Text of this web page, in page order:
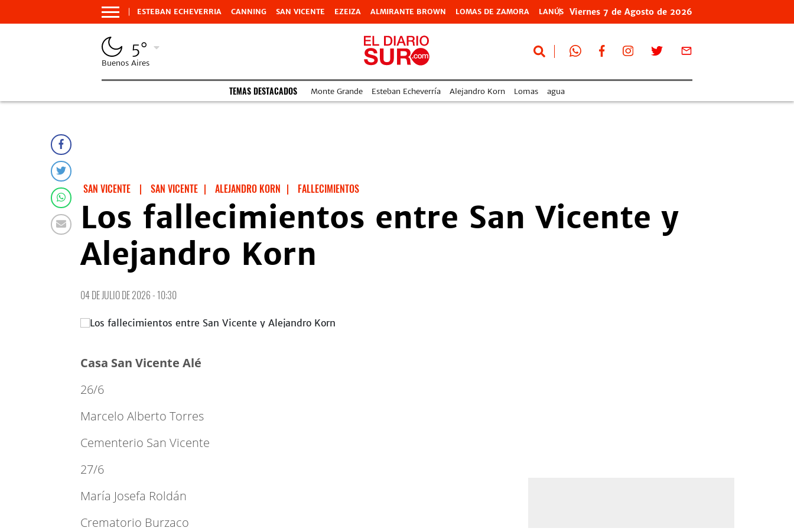
ESTEBAN ECHEVERRIA CANNING SAN VICENTE EZEIZA ALMIRANTE BROWN LOMAS DE ZAMORA LANÚS Viernes 7 de Agosto de 2026
5°
Buenos Aires
TEMAS DESTACADOS Monte Grande Esteban Echeverría Alejandro Korn Lomas agua
SAN VICENTE | SAN VICENTE | ALEJANDRO KORN | FALLECIMIENTOS
Los fallecimientos entre San Vicente y
Alejandro Korn
04 DE JULIO DE 2026 - 10:30
Casa San Vicente Alé
26/6
Marcelo Alberto Torres
Cementerio San Vicente
27/6
María Josefa Roldán
Crematorio Burzaco